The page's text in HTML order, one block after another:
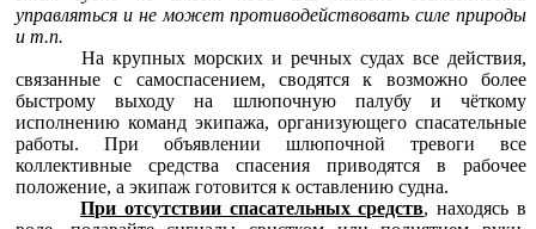
управляться и не может противодействовать силе природы
и т.п.
На крупных морских и речных судах все действия,
связанные с самоспасением, сводятся к возможно более
быстрому выходу на шлюпочную палубу и чёткому
исполнению команд экипажа, организующего спасательные
работы. При объявлении шлюпочной тревоги все
коллективные средства спасения приводятся в рабочее
положение, а экипаж готовится к оставлению судна.
При отсутствии спасательных средств, находясь в